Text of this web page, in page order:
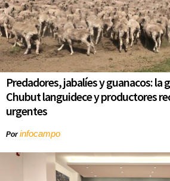
Predadores, jabalíes y guanacos: la
Chubut languidece y productores
urgentes
Porinfocampo